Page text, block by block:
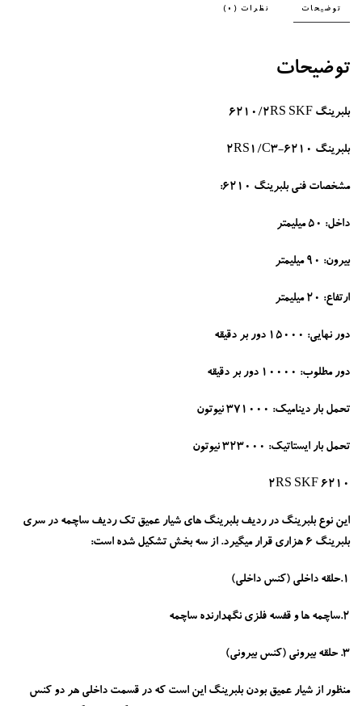
توضیحات نظرات (0)
توضیحات
بلبرینگ 6210/2RS SKF
بلبرینگ 6210-2RS1/C3
مشخصات فنی بلبرینگ 6210:
داخل: 50 میلیمتر
بیرون: 90 میلیمتر
ارتفاع: 20 میلیمتر
دور نهایی: 15000 دور بر دقیقه
دور مطلوب: 10000 دور بر دقیقه
تحمل بار دینامیک: 371000 نیوتون
تحمل بار ایستاتیک: 323000 نیوتون
6210 2RS SKF
این نوع بلبرینگ در ردیف بلبرینگ های شیار عمیق تک ردیف ساچمه در سری
بلبرینگ 6 هزاری قرار میگیرد. از سه بخش تشکیل شده است:
1.حلقه داخلی (کنس داخلی)
2.ساچمه ها و قفسه فلزی نگهدارنده ساچمه
3. حلقه بیرونی (کنس بیرونی)
منظور از شیار عمیق بودن بلبرینگ این است که در قسمت داخلی هر دو کنس